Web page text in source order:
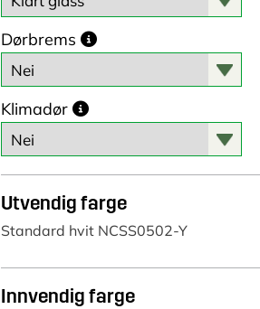
Dørbrems
Klimadør
Utvendig farge
Standard hvit NCSS0502-Y
Innvendig farge